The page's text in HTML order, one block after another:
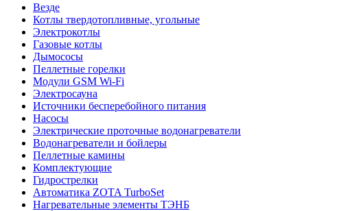
Везде
Котлы твердотопливные, угольные
Электрокотлы
Газовые котлы
Дымососы
Пеллетные горелки
Модули GSM Wi-Fi
Электросауна
Источники бесперебойного питания
Насосы
Электрические проточные водонагреватели
Водонагреватели и бойлеры
Пеллетные камины
Комплектующие
Гидрострелки
Автоматика ZOTA TurboSet
Нагревательные элементы ТЭНБ